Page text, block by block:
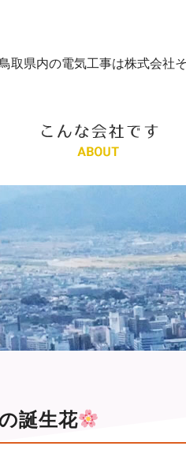
鳥取県内の電気工事は株式会社
誕生花